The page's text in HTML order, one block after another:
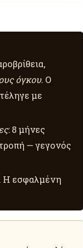
όγκου. Ο
με
: 8 μήνες
— γεγονός
Η εσφαλμένη